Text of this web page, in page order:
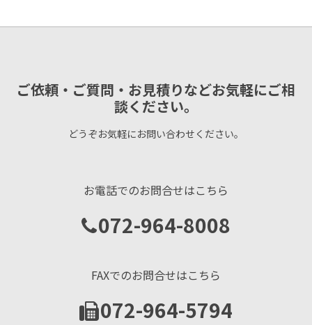
ご依頼・ご質問・お見積りなどお気軽にご相
談ください。
どうぞお気軽にお問い合わせください。
お電話でのお問合せはこちら
072-964-8008
FAXでのお問合せはこちら
072-964-5794